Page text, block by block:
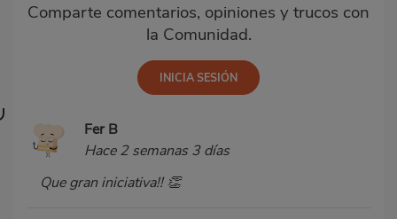
Comparte comentarios, opiniones y trucos con
la Comunidad.
Fer B
Hace 2 semanas 3 días
Que gran iniciativa!! 👏